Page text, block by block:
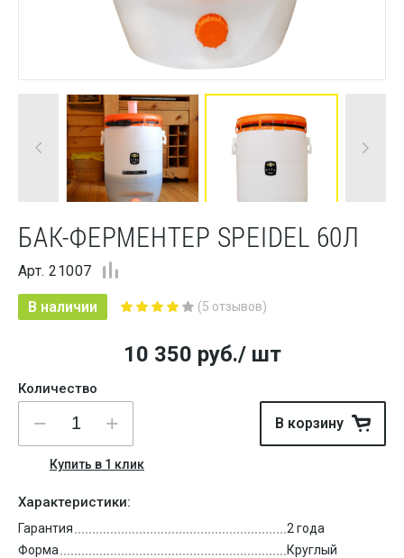
БАК-ФЕРМЕНТЕР SPEIDEL 60Л
Арт. 21007
В наличии (5 отзывов)
10 350 руб./ шт
Количество
В корзину
Купить в 1 клик
Характеристики:
Гарантия
2 года
Форма
Круглый